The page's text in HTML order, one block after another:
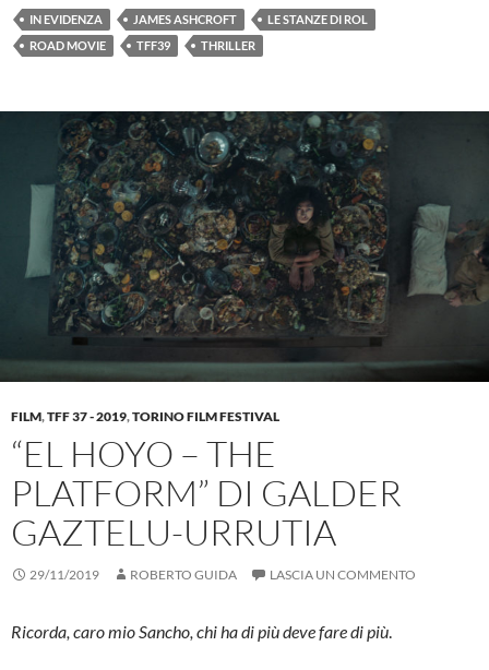
IN EVIDENZA JAMES ASHCROFT
LE STANZE DI ROL
ROAD MOVIE
TFF39 THRILLER
FILM,TFF 37 - 2019,TORINO FILM FESTIVAL
“EL HOYO – THE
PLATFORM” DI GALDER
GAZTELU-URRUTIA
29/11/2019 ROBERTO GUIDA LASCIA UN COMMENTO
Ricorda, caro mio Sancho, chi ha di più deve fare di più.